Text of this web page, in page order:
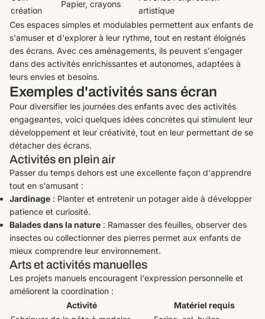
création
Papier, crayons
artistique
Ces espaces simples et modulables permettent aux enfants de
s'amuser et d'explorer à leur rythme, tout en restant éloignés
des écrans. Avec ces aménagements, ils peuvent s'engager
dans des activités enrichissantes et autonomes, adaptées à
leurs envies et besoins.
Exemples d'activités sans écran
Pour diversifier les journées des enfants avec des activités
engageantes, voici quelques idées concrètes qui stimulent leur
développement et leur créativité, tout en leur permettant de se
détacher des écrans.
Activités en plein air
Passer du temps dehors est une excellente façon d'apprendre
tout en s'amusant :
Jardinage : Planter et entretenir un potager aide à développer
patience et curiosité.
Balades dans la nature : Ramasser des feuilles, observer des
insectes ou collectionner des pierres permet aux enfants de
mieux comprendre leur environnement.
Arts et activités manuelles
Les projets manuels encouragent l'expression personnelle et
améliorent la coordination :
Activité
Matériel requis